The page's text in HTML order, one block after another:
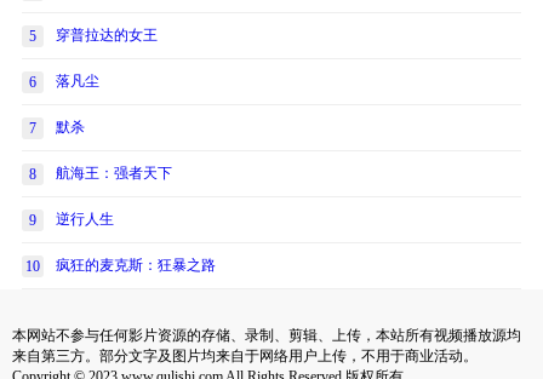
5 穿普拉达的女王
6 落凡尘
7 默杀
8 航海王：强者天下
9 逆行人生
10 疯狂的麦克斯：狂暴之路
本网站不参与任何影片资源的存储、录制、剪辑、上传，本站所有视频播放源均
来自第三方。部分文字及图片均来自于网络用户上传，不用于商业活动。